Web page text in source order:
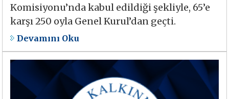
Komisiyonu’nda kabul edildiği şekliyle, 65’e
karşı 250 oyla Genel Kurul’dan geçti.
Devamını Oku